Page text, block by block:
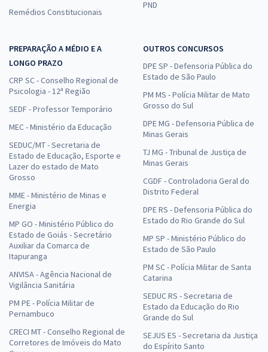
Remédios Constitucionais
PND
PREPARAÇÃO A MÉDIO E A
LONGO PRAZO
CRP SC - Conselho Regional de
Psicologia - 12ª Região
SEDF - Professor Temporário
MEC - Ministério da Educação
SEDUC/MT - Secretaria de
Estado de Educação, Esporte e
Lazer do estado de Mato
Grosso
MME - Ministério de Minas e
Energia
MP GO - Ministério Público do
Estado de Goiás - Secretário
Auxiliar da Comarca de
Itapuranga
ANVISA - Agência Nacional de
Vigilância Sanitária
PM PE - Polícia Militar de
Pernambuco
CRECI MT - Conselho Regional de
Corretores de Imóveis do Mato
OUTROS CONCURSOS
DPE SP - Defensoria Pública do
Estado de São Paulo
PM MS - Polícia Militar de Mato
Grosso do Sul
DPE MG - Defensoria Pública de
Minas Gerais
TJ MG - Tribunal de Justiça de
Minas Gerais
CGDF - Controladoria Geral do
Distrito Federal
DPE RS - Defensoria Pública do
Estado do Rio Grande do Sul
MP SP - Ministério Público do
Estado de São Paulo
PM SC - Polícia Militar de Santa
Catarina
SEDUC RS - Secretaria de
Estado da Educação do Rio
Grande do Sul
SEJUS ES - Secretaria da Justiça
do Espírito Santo